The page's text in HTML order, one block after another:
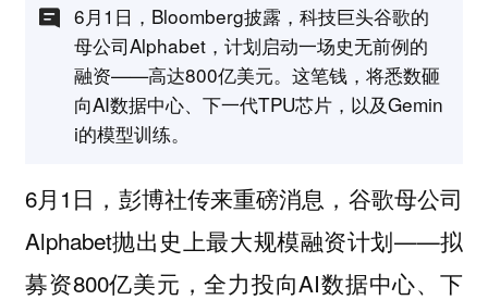
6月1日，Bloomberg披露，科技巨头谷歌的
母公司Alphabet，计划启动一场史无前例的
融资——高达800亿美元。这笔钱，将悉数砸
向AI数据中心、下一代TPU芯片，以及Gemin
i的模型训练。
6月1日，彭博社传来重磅消息，谷歌母公司
Alphabet抛出史上最大规模融资计划——拟
募资800亿美元，全力投向AI数据中心、下